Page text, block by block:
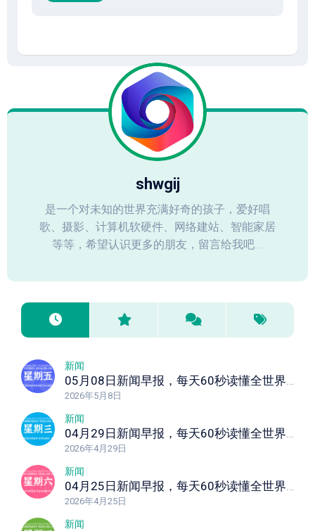
shwgij
是一个对未知的世界充满好奇的孩子，爱好唱
歌、摄影、计算机软硬件、网络建站、智能家居
等等，希望认识更多的朋友，留言给我吧...
新闻
05月08日新闻早报，每天60秒读懂全世界！
2026年5月8日
新闻
04月29日新闻早报，每天60秒读懂全世界！
2026年4月29日
新闻
04月25日新闻早报，每天60秒读懂全世界！
2026年4月25日
新闻